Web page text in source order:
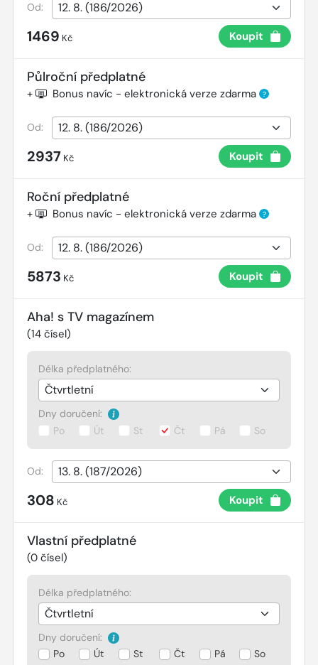
Od:
1469 Kč Koupit
Půlroční předplatné
+ Bonus navíc - elektronická verze zdarma ?
Od:
2937 Kč Koupit
Roční předplatné
+ Bonus navíc - elektronická verze zdarma ?
Od:
5873 Kč Koupit
Aha! s TV magazínem
(14 čísel)
Délka předplatného:
Dny doručení:
Po
Út St Čt Pá So
Od:
308 Kč Koupit
Vlastní předplatné
(0 čísel)
Délka předplatného:
Dny doručení:
Po
Út St Čt Pá So